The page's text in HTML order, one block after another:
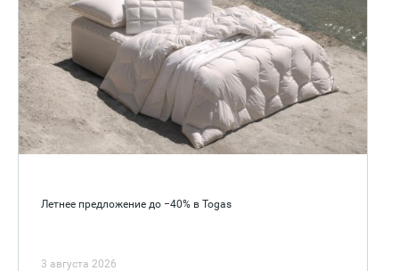
Летнее предложение до −40% в Togas
3 августа 2026